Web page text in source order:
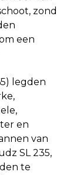
zond
een
legden
en
van
SL 235,
te